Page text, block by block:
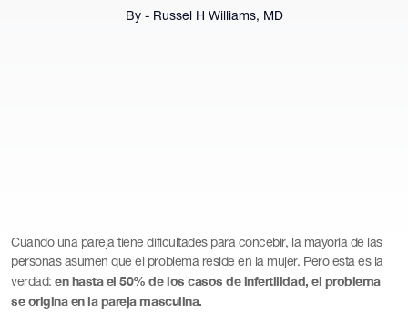
By - Russel H Williams, MD
Cuando una pareja tiene dificultades para concebir, la mayoría de las
personas asumen que el problema reside en la mujer. Pero esta es la
verdad:en hasta el 50% de los casos de infertilidad, el problema
se origina en la pareja masculina.